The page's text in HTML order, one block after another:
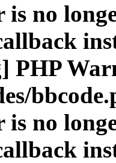
no
PHP
no